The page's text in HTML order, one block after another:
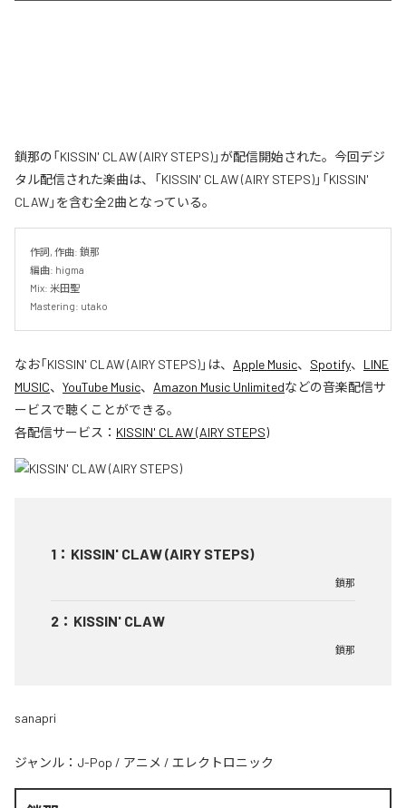
鎖那の「KISSIN' CLAW (AIRY STEPS)」が配信開始された。今回デジ
タル配信された楽曲は、「KISSIN' CLAW (AIRY STEPS)」「KISSIN'
CLAW」を含む全2曲となっている。
作詞, 作曲: 鎖那
編曲: higma
Mix: 米田聖
Mastering: utako
なお「KISSIN' CLAW (AIRY STEPS)」は、 Apple Music、 Spotify、 LINE
MUSIC、 YouTube Music、 Amazon Music Unlimitedなどの音楽配信サ
ービスで聴くことができる。
各配信サービス： KISSIN' CLAW (AIRY STEPS)
1 ： KISSIN' CLAW (AIRY STEPS)
鎖那
2 ： KISSIN' CLAW
鎖那
sanapri
ジャンル： J-Pop / アニメ / エレクトロニック